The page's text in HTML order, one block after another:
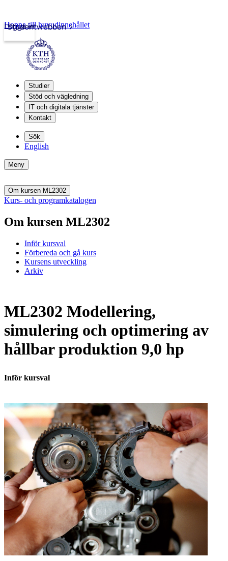
Studentwebben
Logga in
Hoppa till huvudinnehållet
Studier
Stöd och vägledning
IT och digitala tjänster
Kontakt
Sök
English
Meny
Om kursen ML2302
Kurs- och programkatalogen
Om kursen ML2302
Inför kursval
Förbereda och gå kurs
Kursens utveckling
Arkiv
ML2302 Modellering,
simulering och optimering av
hållbar produktion 9,0 hp
Inför kursval